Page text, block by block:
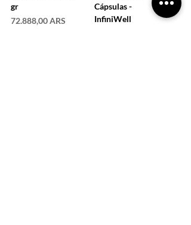
gr
Precio
72.888,00 ARS
Cápsulas -
InfiniWell